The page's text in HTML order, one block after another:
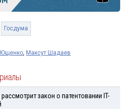
Госдума
Ющенко, Максут Шадаев
закон о патентовании IT-